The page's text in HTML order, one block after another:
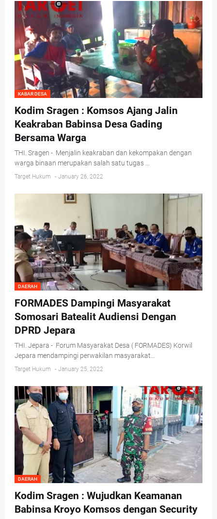
KABAR DESA
Kodim Sragen : Komsos Ajang Jalin
Keakraban Babinsa Desa Gading
Bersama Warga
THI. Sragen - Menjalin keakraban dan kekompakan dengan
warga binaan merupakan salah satu tugas …
Target Hukum - January 26, 2022
DAERAH
FORMADES Dampingi Masyarakat
Somosari Batealit Audiensi Dengan
DPRD Jepara
THI. Jepara - Forum Masyarakat Desa ( FORMADES) Korwil
Jepara mendampingi perwakilan masyarakat…
Target Hukum - January 25, 2022
DAERAH
Kodim Sragen : Wujudkan Keamanan
Babinsa Kroyo Komsos dengan Security